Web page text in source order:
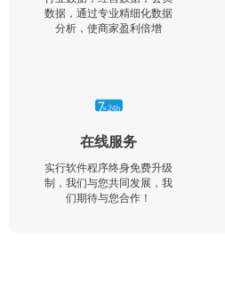
数据，通过专业精细化数据
分析，使商家盈利倍增
在线服务
实行软件程序终身免费升级
制，我们与您共同发展，我
们期待与您合作！